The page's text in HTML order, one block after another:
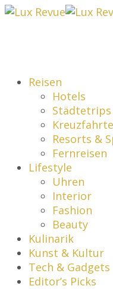
Reisen
Hotels
Städtetrips
Resorts &
Fernreisen
Lifestyle
Uhren
Interior
Fashion
Beauty
Kulinarik
Kunst & Kultur
Tech & Gadgets
Editor’s Picks